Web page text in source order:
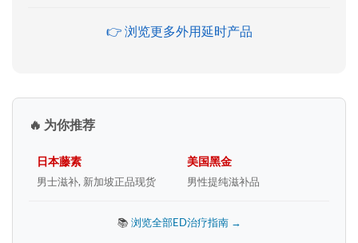
👉 浏览更多外用延时产品
🔥 为你推荐
日本藤素
男士滋补, 新加坡正品现货
美国黑金
男性提纯滋补品
📚 浏览全部ED治疗指南 →